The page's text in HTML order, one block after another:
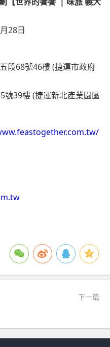
28日
段68號46樓 (捷運市政府
號39樓 (捷運新北產業園區
下一篇